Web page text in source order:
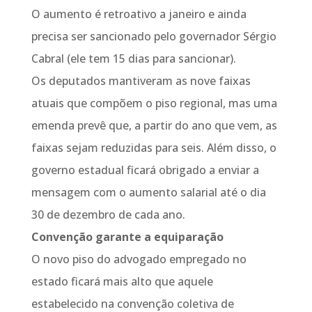
O aumento é retroativo a janeiro e ainda
precisa ser sancionado pelo governador Sérgio
Cabral (ele tem 15 dias para sancionar).
Os deputados mantiveram as nove faixas
atuais que compõem o piso regional, mas uma
emenda prevê que, a partir do ano que vem, as
faixas sejam reduzidas para seis. Além disso, o
governo estadual ficará obrigado a enviar a
mensagem com o aumento salarial até o dia
30 de dezembro de cada ano.
Convenção garante a equiparação
O novo piso do advogado empregado no
estado ficará mais alto que aquele
estabelecido na convenção coletiva de